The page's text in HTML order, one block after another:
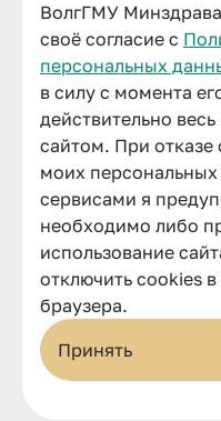
ВолгГМУ
своё согласие с
персональных
в силу с момента
действительно
сайтом. При отказе
моих
сервисами я
необходимо либо
использование
отключить cookies
браузера.
Принять
Шатилова
Доцент
Андреева
Профессор
Доцент